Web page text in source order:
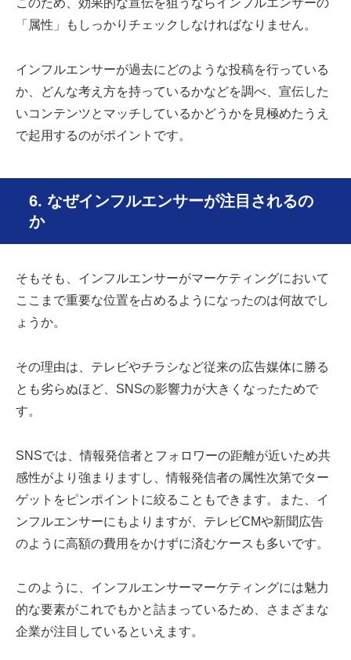
このため、効果的な宣伝を狙うならインフルエンサーの
「属性」もしっかりチェックしなければなりません。
インフルエンサーが過去にどのような投稿を行っている
か、どんな考え方を持っているかなどを調べ、宣伝した
いコンテンツとマッチしているかどうかを見極めたうえ
で起用するのがポイントです。
6. なぜインフルエンサーが注目されるの
か
そもそも、インフルエンサーがマーケティングにおいて
ここまで重要な位置を占めるようになったのは何故でし
ょうか。
その理由は、テレビやチラシなど従来の広告媒体に勝る
とも劣らぬほど、SNSの影響力が大きくなったためで
す。
SNSでは、情報発信者とフォロワーの距離が近いため共
感性がより強まりますし、情報発信者の属性次第でター
ゲットをピンポイントに絞ることもできます。また、イ
ンフルエンサーにもよりますが、テレビCMや新聞広告
のように高額の費用をかけずに済むケースも多いです。
このように、インフルエンサーマーケティングには魅力
的な要素がこれでもかと詰まっているため、さまざまな
企業が注目しているといえます。